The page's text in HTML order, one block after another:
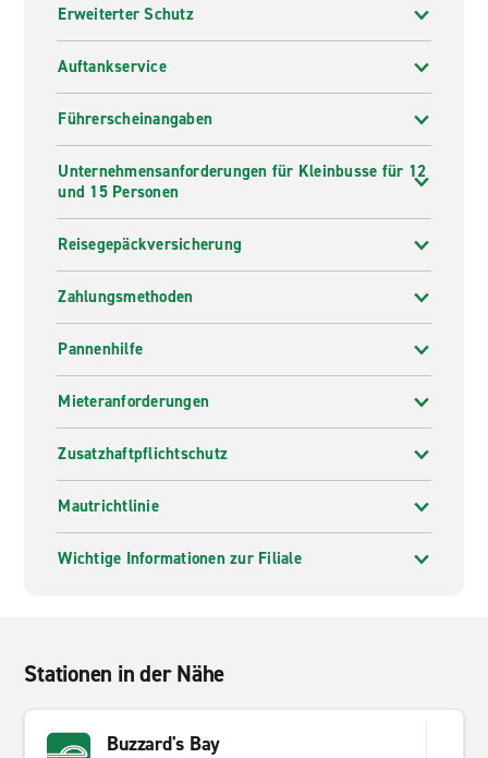
Erweiterter Schutz
Auftankservice
Führerscheinangaben
Unternehmensanforderungen für Kleinbusse für 12
und 15 Personen
Reisegepäckversicherung
Zahlungsmethoden
Pannenhilfe
Mieteranforderungen
Zusatzhaftpflichtschutz
Mautrichtlinie
Wichtige Informationen zur Filiale
Stationen in der Nähe
Buzzard's Bay